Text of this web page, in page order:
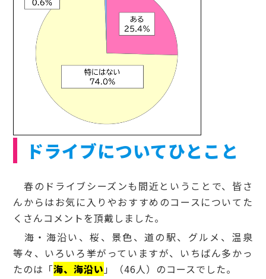
ドライブについてひとこと
春のドライブシーズンも間近ということで、皆さ
んからはお気に入りやおすすめのコースについてた
くさんコメントを頂戴しました。
海・海沿い、桜、景色、道の駅、グルメ、温泉
等々、いろいろ挙がっていますが、いちばん多かっ
たのは「海、海沿い 」（46人）のコースでした。